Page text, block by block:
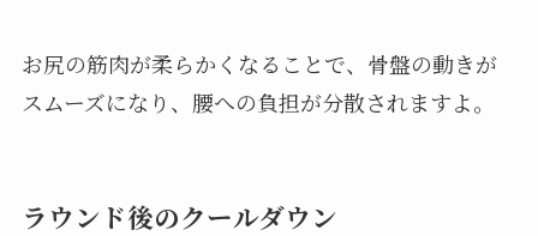
お尻の筋肉が柔らかくなることで、骨盤の動きが
スムーズになり、腰への負担が分散されますよ。
ラウンド後のクールダウン